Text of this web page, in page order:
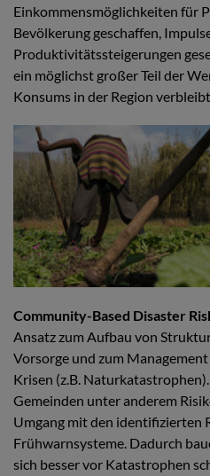
Einkommensmöglichkeiten für
Bevölkerung geschaffen,
Produktivitätssteigerungen
ein möglichst großer Teil der
Konsums in der Region
Community-Based Disaster
Ansatz zum Aufbau von
Vorsorge und zum
Krisen (z.B.
Gemeinden unter anderem
Umgang mit den identifizierten
Frühwarnsysteme. Dadurch
sich besser vor Katastrophen